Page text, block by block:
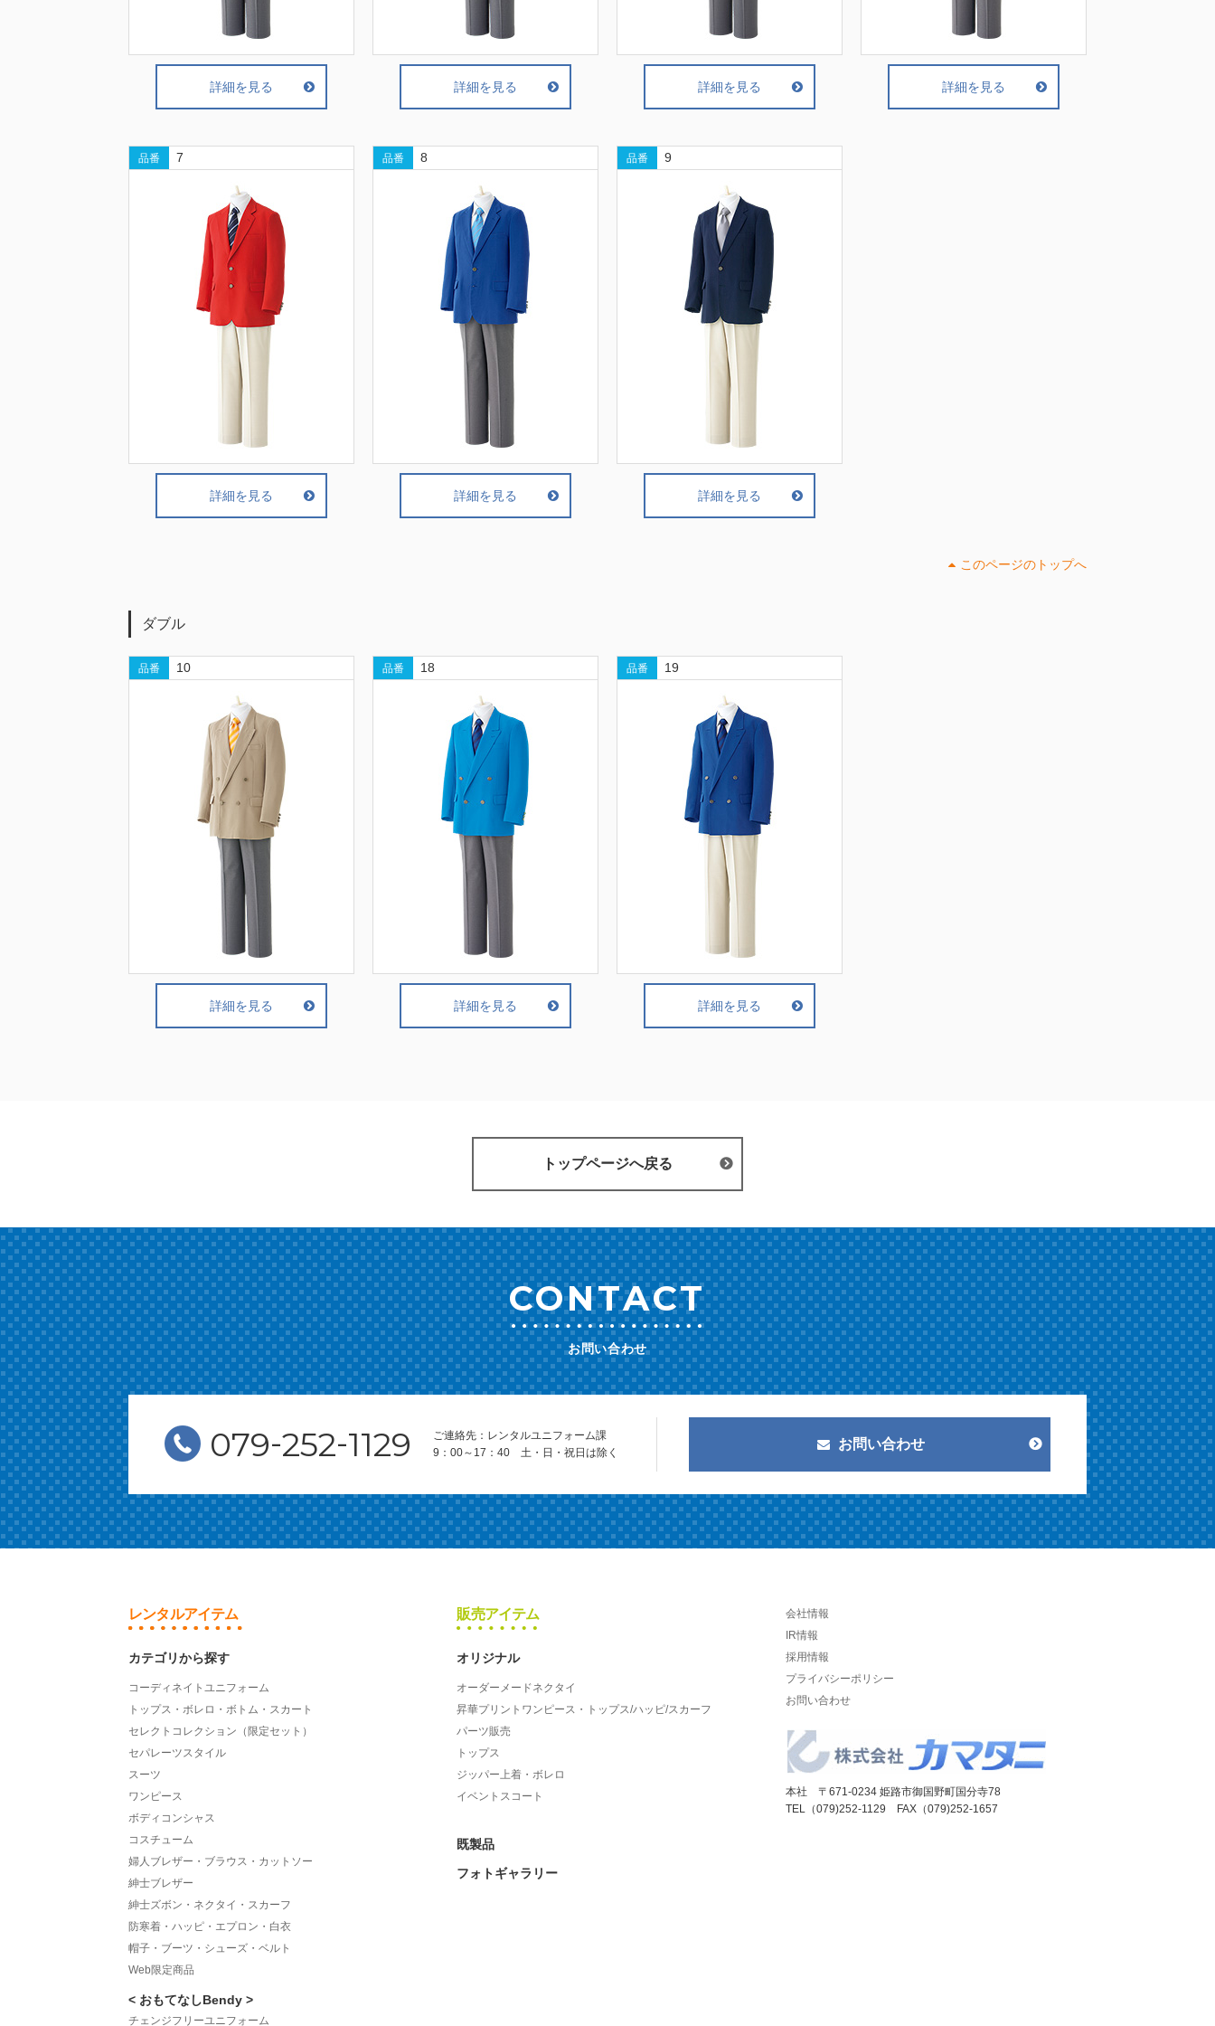
詳細を見る 詳細を見る 詳細を見る 詳細を見る
品番 7
詳細を見る
品番 8
詳細を見る
品番 9
詳細を見る
このページのトップへ
ダブル
品番 10
詳細を見る
品番 18
詳細を見る
品番 19
詳細を見る
トップページへ戻る
CONTACT
お問い合わせ
079-252-1129
ご連絡先：レンタルユニフォーム課
9：00～17：40 土・日・祝日は除く
お問い合わせ
レンタルアイテム
カテゴリから探す
コーディネイトユニフォーム
トップス・ボレロ・ボトム・スカート
セレクトコレクション（限定セット）
セパレーツスタイル
スーツ
ワンピース
ボディコンシャス
コスチューム
婦人ブレザー・ブラウス・カットソー
紳士ブレザー
紳士ズボン・ネクタイ・スカーフ
防寒着・ハッピ・エプロン・白衣
帽子・ブーツ・シューズ・ベルト
Web限定商品
< おもてなしBendy >
チェンジフリーユニフォーム
販売アイテム
オリジナル
オーダーメードネクタイ
昇華プリントワンピース・トップス/ハッピ/スカーフ
パーツ販売
トップス
ジッパー上着・ボレロ
イベントスコート
既製品
フォトギャラリー
会社情報
IR情報
採用情報
プライバシーポリシー
お問い合わせ
本社 〒671-0234 姫路市御国野町国分寺78
TEL（079)252-1129 FAX（079)252-1657